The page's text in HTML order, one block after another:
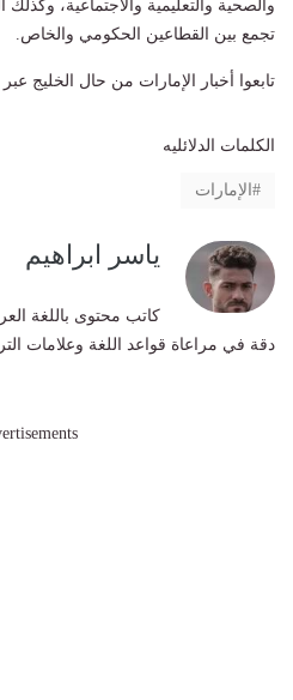
والصحية والتعليمية والاجتماعية،
تجمع بين القطاعين الحكومي والخاص.
تابعوا أخبار الإمارات من حال الخليج
الكلمات الدلائليه
الإمارات
ياسر ابراهيم
كاتب محتوى باللغة
دقة في مراعاة قواعد اللغة وعلامات